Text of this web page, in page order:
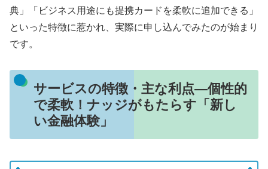
典」「ビジネス用途にも提携カードを柔軟に追加できる」
といった特徴に惹かれ、実際に申し込んでみたのが始まり
です。
サービスの特徴・主な利点―個性的
で柔軟！ナッジがもたらす「新し
い金融体験」